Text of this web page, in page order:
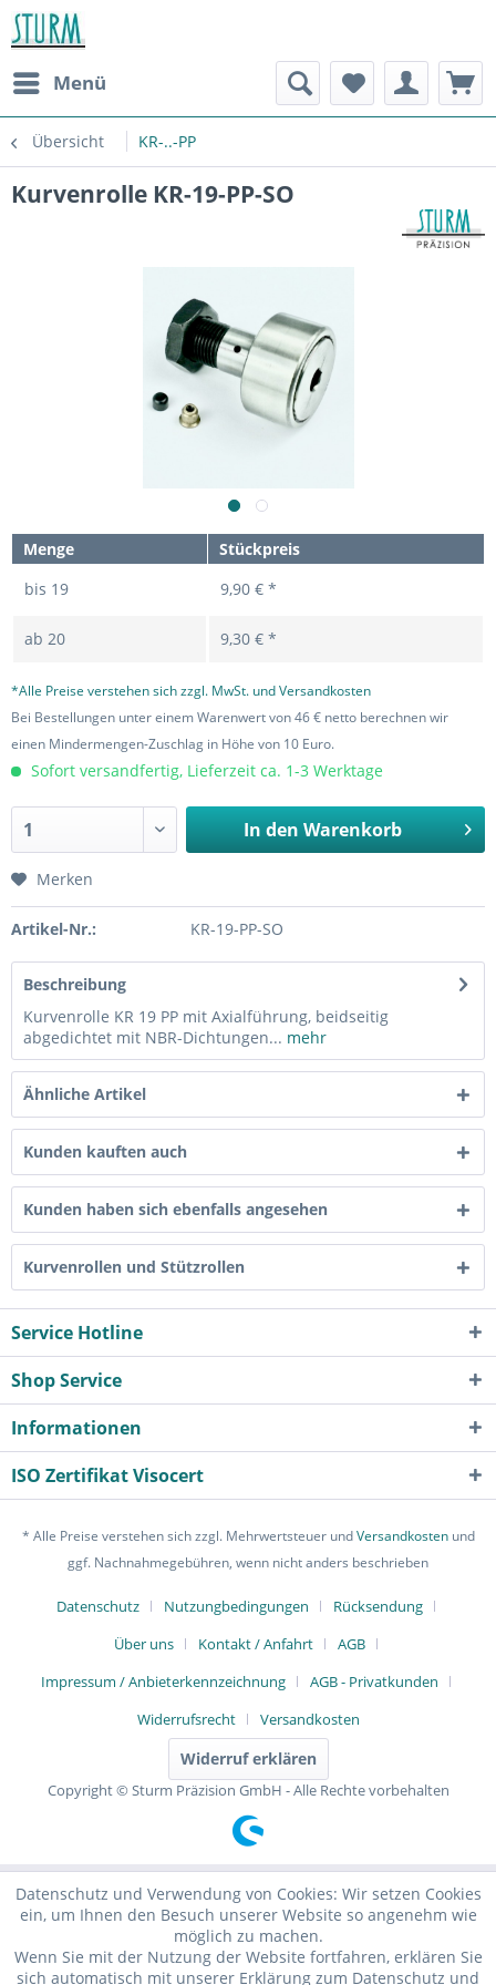
Menü
Übersicht KR-..-PP
Kurvenrolle KR-19-PP-SO
Menge
Stückpreis
bis 19 9,90 € *
ab 20 9,30 € *
*Alle Preise verstehen sich zzgl. MwSt. und Versandkosten
Bei Bestellungen unter einem Warenwert von 46 € netto berechnen wir
einen Mindermengen-Zuschlag in Höhe von 10 Euro.
Sofort versandfertig, Lieferzeit ca. 1-3 Werktage
In den Warenkorb
Merken
Artikel-Nr.: KR-19-PP-SO
Beschreibung
Kurvenrolle KR 19 PP mit Axialführung, beidseitig
abgedichtet mit NBR-Dichtungen... mehr
Ähnliche Artikel
Kunden kauften auch
Kunden haben sich ebenfalls angesehen
Kurvenrollen und Stützrollen
Service Hotline
Shop Service
Informationen
ISO Zertifikat Visocert
* Alle Preise verstehen sich zzgl. Mehrwertsteuer undVersandkostenund
ggf. Nachnahmegebühren, wenn nicht anders beschrieben
Datenschutz Nutzungbedingungen
Rücksendung
Über uns
Kontakt / Anfahrt
AGB
Impressum / Anbieterkennzeichnung
AGB - Privatkunden
Widerrufsrecht
Versandkosten
Widerruf erklären
Copyright © Sturm Präzision GmbH - Alle Rechte vorbehalten
Datenschutz und Verwendung von Cookies: Wir setzen Cookies
ein, um Ihnen den Besuch unserer Website so angenehm wie
möglich zu machen.
Wenn Sie mit der Nutzung der Website fortfahren, erklären Sie
sich automatisch mit unserer Erklärung zum Datenschutz und